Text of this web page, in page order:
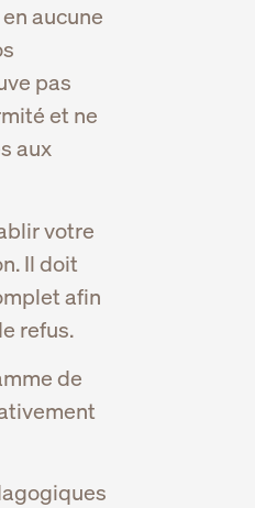
aucune
pas
et ne
aux
votre
Il doit
afin
refus.
de